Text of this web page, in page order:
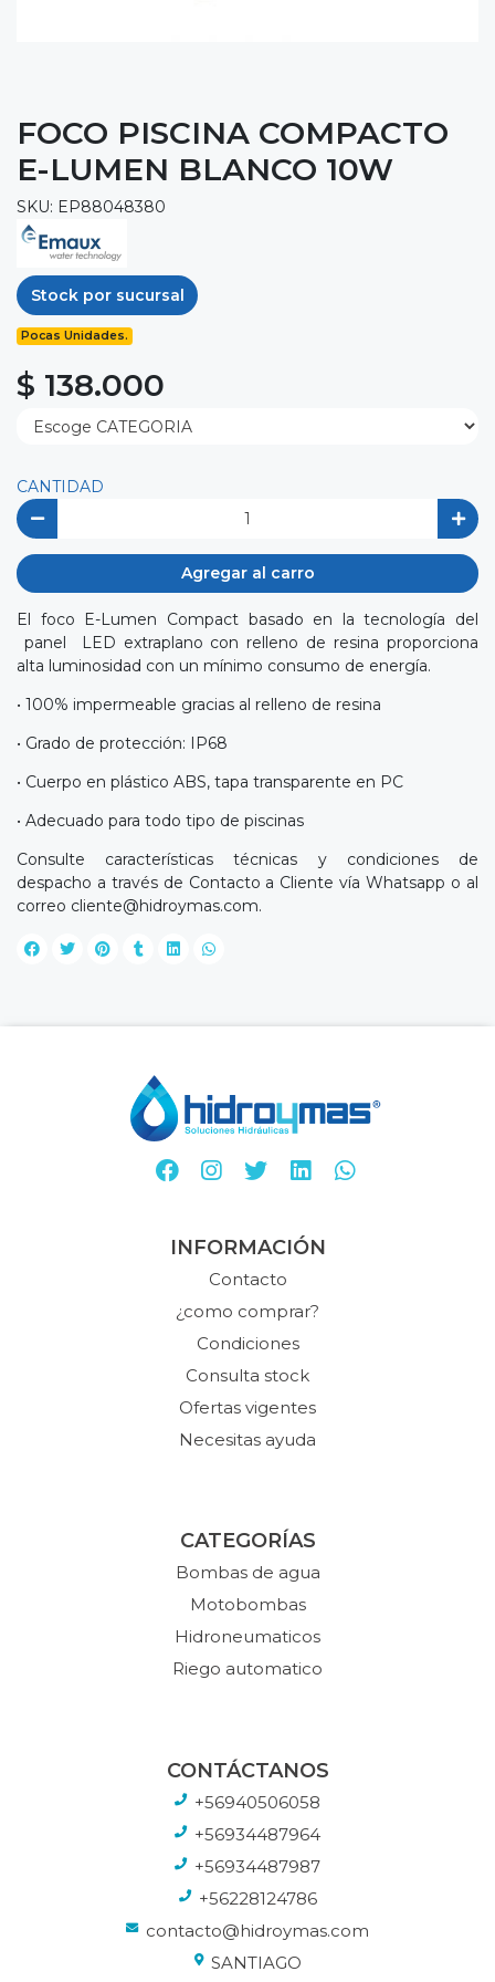
FOCO PISCINA COMPACTO
E-LUMEN BLANCO 10W
SKU: EP88048380
Stock por sucursal
Pocas Unidades.
$ 138.000
CANTIDAD
Agregar al carro
El foco E-Lumen Compact basado en la tecnología del
panel LED extraplano con relleno de resina proporciona
alta luminosidad con un mínimo consumo de energía.
• 100% impermeable gracias al relleno de resina
• Grado de protección: IP68
• Cuerpo en plástico ABS, tapa transparente en PC
• Adecuado para todo tipo de piscinas
Consulte características técnicas y condiciones de
despacho a través de Contacto a Cliente vía Whatsapp o al
correo cliente@hidroymas.com.
INFORMACIÓN
Contacto
¿como comprar?
Condiciones
Consulta stock
Ofertas vigentes
Necesitas ayuda
CATEGORÍAS
Bombas de agua
Motobombas
Hidroneumaticos
Riego automatico
CONTÁCTANOS
+56940506058
+56934487964
+56934487987
+56228124786
contacto@hidroymas.com
SANTIAGO